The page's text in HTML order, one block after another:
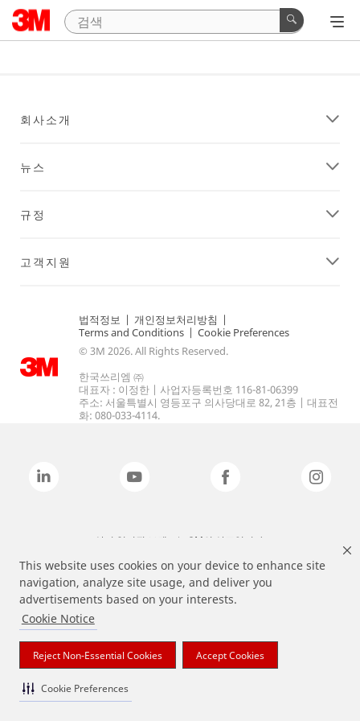
This website uses cookies on your device to enhance site
navigation, analyze site usage, and deliver you
advertisements based on your interests.
Cookie Notice
Reject Non-Essential Cookies Accept Cookies
Cookie Preferences
회사소개
뉴스
규정
고객지원
법적정보 | 개인정보처리방침 |
Terms and Conditions | Cookie Preferences
© 3M 2026. All Rights Reserved.
한국쓰리엠 ㈜
대표자 : 이정한 | 사업자등록번호 116-81-06399
주소: 서울특별시 영등포구 의사당대로 82, 21층 | 대표전
화: 080-033-4114.
상기 열거된 브랜드는 3M의 상표입니다.